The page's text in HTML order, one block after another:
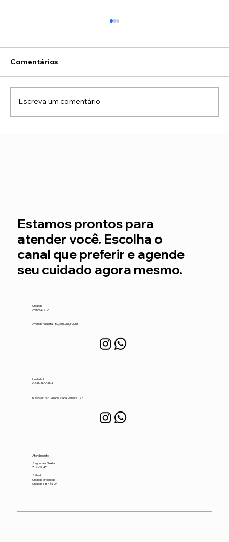
Comentários
Escreva um comentário
Estamos prontos para
atender você. Escolha o
canal que preferir e agende
seu cuidado agora mesmo.
Unidade I
Av. PAULISTA
Avenida Paulista 1159, conj. 311,312,313
Unidade II
GRANJA VIANA
R. do Golf, 47 - Granja Viana, Jandira - SP
Atendimento
Segunda a Sexta:
7h às 19h45
​Sábado:
Unidade I: Fechada
Unidade II: 8h às 12h